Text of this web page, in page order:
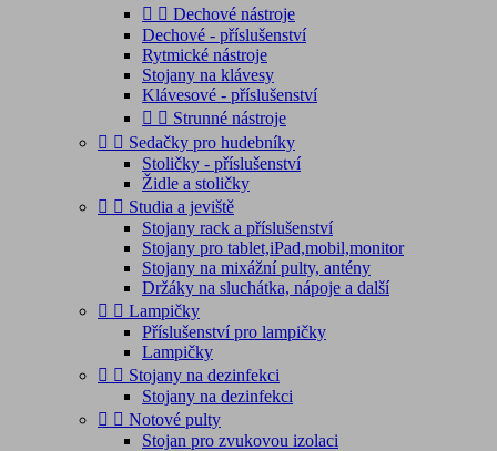
  Dechové nástroje
Dechové - příslušenství
Rytmické nástroje
Stojany na klávesy
Klávesové - příslušenství
  Strunné nástroje
  Sedačky pro hudebníky
Stoličky - příslušenství
Židle a stoličky
  Studia a jeviště
Stojany rack a příslušenství
Stojany pro tablet,iPad,mobil,monitor
Stojany na mixážní pulty, antény
Držáky na sluchátka, nápoje a další
  Lampičky
Příslušenství pro lampičky
Lampičky
  Stojany na dezinfekci
Stojany na dezinfekci
  Notové pulty
Stojan pro zvukovou izolaci